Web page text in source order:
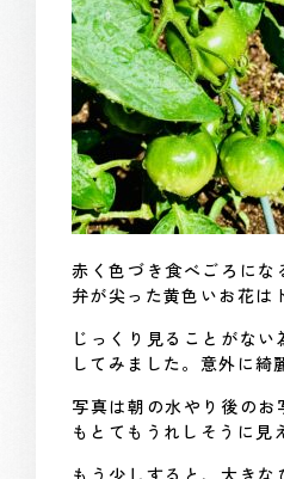
赤く色づき食べごろに
弁が尖った黄色いお花は
じっくり見ることがな
してみました。意外に綺
写真は朝の水やり後の
もとてもうれしそうに見